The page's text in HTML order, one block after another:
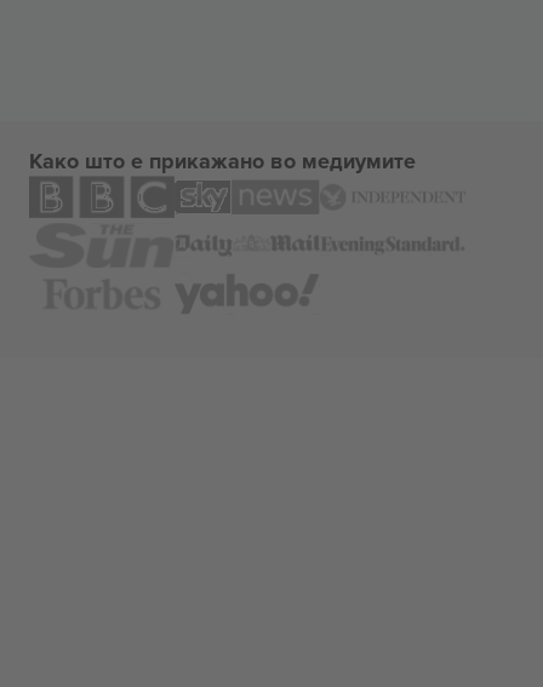
Како што е прикажано во медиумите